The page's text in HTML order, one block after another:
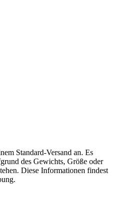
Standard-Versand an. Es
des Gewichts, Größe oder
Diese Informationen findest